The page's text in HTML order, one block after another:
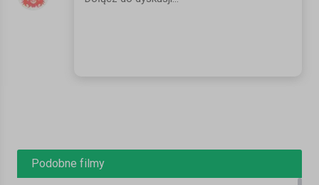
Podobne filmy